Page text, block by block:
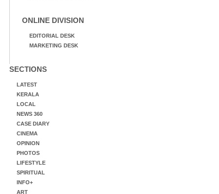
ONLINE DIVISION
EDITORIAL DESK
MARKETING DESK
SECTIONS
LATEST
KERALA
LOCAL
NEWS 360
CASE DIARY
CINEMA
OPINION
PHOTOS
LIFESTYLE
SPIRITUAL
INFO+
ART